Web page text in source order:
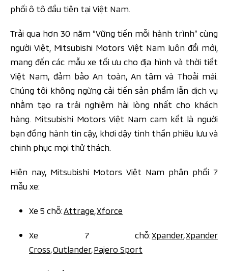
phối ô tô đầu tiên tại Việt Nam.
Trải qua hơn 30 năm “Vững tiến mỗi hành trình” cùng
người Việt, Mitsubishi Motors Việt Nam luôn đổi mới,
mang đến các mẫu xe tối ưu cho địa hình và thời tiết
Việt Nam, đảm bảo An toàn, An tâm và Thoải mái.
Chúng tôi không ngừng cải tiến sản phẩm lẫn dịch vụ
nhằm tạo ra trải nghiệm hài lòng nhất cho khách
hàng. Mitsubishi Motors Việt Nam cam kết là người
bạn đồng hành tin cậy, khơi dậy tinh thần phiêu lưu và
chinh phục mọi thử thách.
Hiện nay, Mitsubishi Motors Việt Nam phân phối 7
mẫu xe:
Xe 5 chỗ:Attrage Xforce
Xe 7 chỗ:Xpander,Xpander
Cross Outlander, Pajero Sport